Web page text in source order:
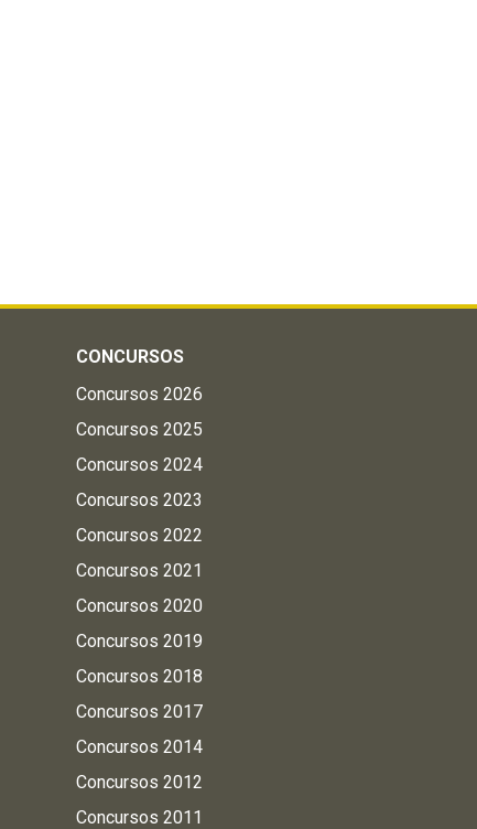
CONCURSOS
Concursos 2026
Concursos 2025
Concursos 2024
Concursos 2023
Concursos 2022
Concursos 2021
Concursos 2020
Concursos 2019
Concursos 2018
Concursos 2017
Concursos 2014
Concursos 2012
Concursos 2011